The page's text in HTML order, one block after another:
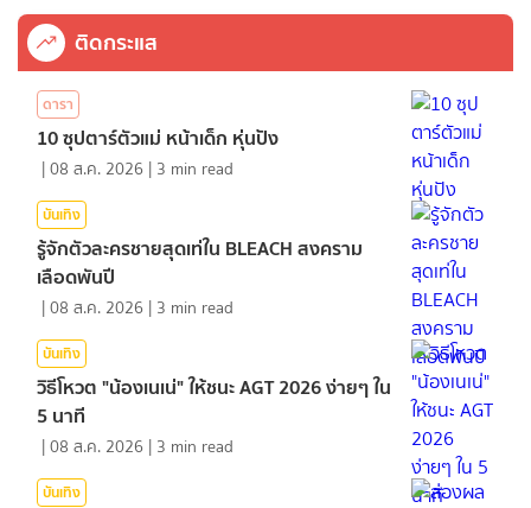
ติดกระแส
ดารา
10 ซุปตาร์ตัวแม่ หน้าเด็ก หุ่นปัง
|08 ส.ค. 2026 | 3 min read
บันเทิง
รู้จักตัวละครชายสุดเท่ใน BLEACH สงคราม
เลือดพันปี
|08 ส.ค. 2026 | 3 min read
บันเทิง
วิธีโหวต "น้องเนเน่" ให้ชนะ AGT 2026 ง่ายๆ ใน
5 นาที
|08 ส.ค. 2026 | 3 min read
บันเทิง